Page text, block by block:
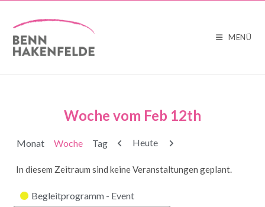
MENÜ
Woche vom Feb 12th
Monat Woche Tag Zurück
Heute Weiter
In diesem Zeitraum sind keine Veranstaltungen geplant.
Kategorien
Begleitprogramm - Event